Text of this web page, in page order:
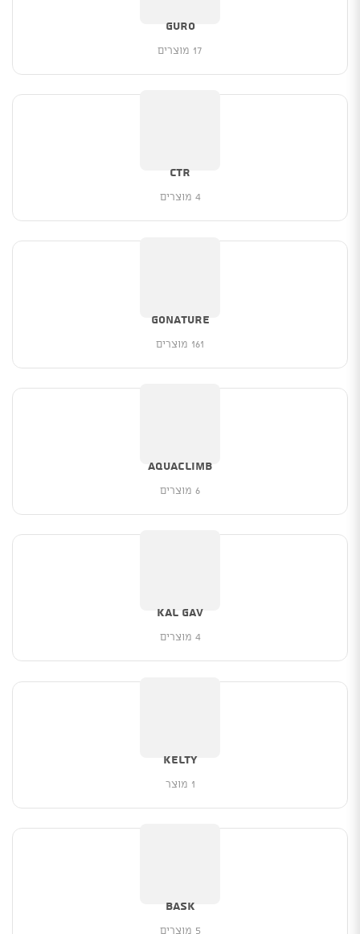
Guro
17 מוצרים
CTR
4 מוצרים
GoNature
161 מוצרים
Aquaclimb
6 מוצרים
Kal Gav
4 מוצרים
Kelty
1 מוצר
Bask
5 מוצרים